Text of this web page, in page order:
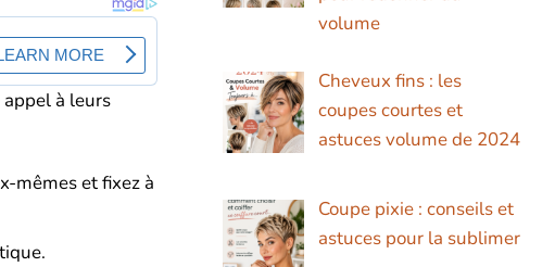
à leurs
mêmes et fixez à
volume
Cheveux fins : les
coupes courtes et
astuces volume de 2024
Coupe pixie : conseils et
astuces pour la sublimer